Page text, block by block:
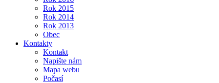
Rok 2015
Rok 2014
Rok 2013
Obec
Kontakty
Kontakt
Napište nám
Mapa webu
Počasí